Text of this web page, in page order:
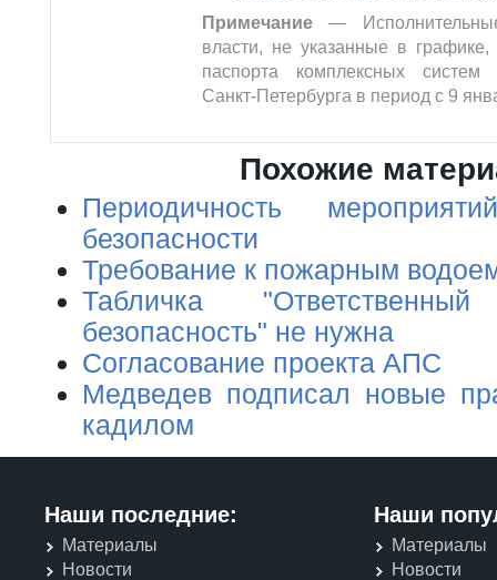
Примечание— Исполнительные
власти, не указанные в графике,
паспорта комплексных систем
Санкт-Петербурга в период с 9
Похожие
Периодичность
безопасности
Требование к пожарным
Табличка
безопасность" не нужна
Согласование проекта АПС
Медведев подписал новые
кадилом
Наши последние:
Материалы
Новости
Наши
Материалы
Новости